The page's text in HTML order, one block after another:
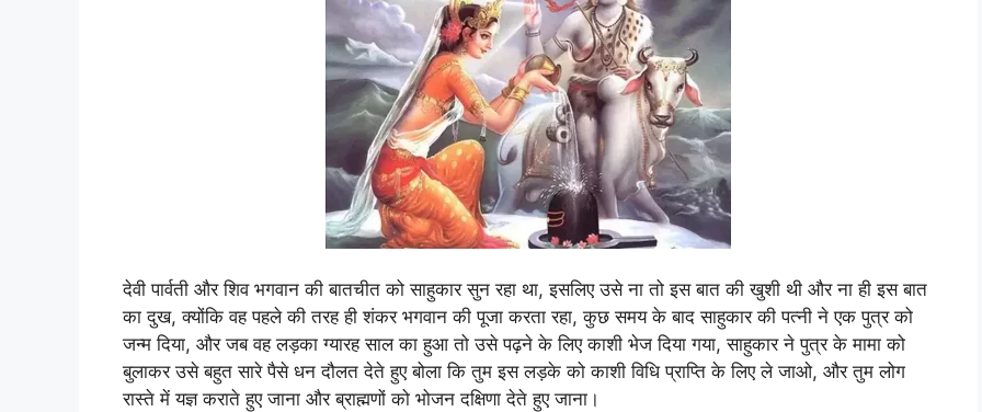
देवी पार्वती और शिव भगवान की बातचीत को साहुकार सुन रहा था, इसलिए उसे ना तो इस बात की खुशी थी और ना ही इस बात
का दुख, क्योंकि वह पहले की तरह ही शंकर भगवान की पूजा करता रहा, कुछ समय के बाद साहुकार की पत्नी ने एक पुत्र को
जन्म दिया, और जब वह लड़का ग्यारह साल का हुआ तो उसे पढ़ने के लिए काशी भेज दिया गया, साहुकार ने पुत्र के मामा को
बुलाकर उसे बहुत सारे पैसे धन दौलत देते हुए बोला कि तुम इस लड़के को काशी विधि प्राप्ति के लिए ले जाओ, और तुम लोग
रास्ते में यज्ञ कराते हुए जाना और ब्राह्मणों को भोजन दक्षिणा देते हुए जाना।